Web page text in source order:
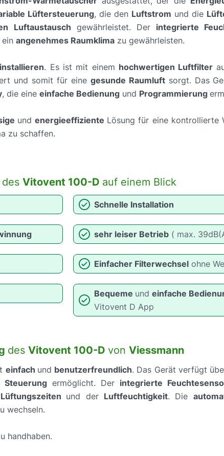
Lüftersteuerung, die den Luftstrom und die
Luftaustausch gewährleistet. Der integrierte
angenehmes Raumklima zu gewährleisten.
. Es ist mit einem hochwertigen Luftfilter
und somit für eine gesunde Raumluftsorgt. Das
, die eine einfache Bedienung und Programmierung
undenergieeffiziente Lösung für eine kontrollierte
zu schaffen.
des Vitovent 100-D auf einem Blick
Schnelle Installation
sehr leiser Betrieb ( max.
Einfacher Filterwechsel ohne
Bequeme und einfache
Vitovent D App
des Vitovent 100-D von Viessmann
einfach und benutzerfreundlich. Das Gerät verfügt
Steuerung ermöglicht. Der integrierte
Lüftungszeiten und der Luftfeuchtigkeit. Die
wechseln.
handhaben.